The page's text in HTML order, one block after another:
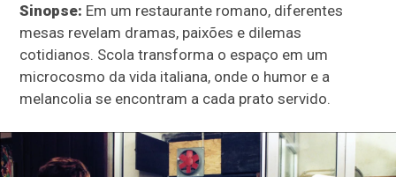
Sinopse: Em um restaurante romano, diferentes
mesas revelam dramas, paixões e dilemas
cotidianos. Scola transforma o espaço em um
microcosmo da vida italiana, onde o humor e a
melancolia se encontram a cada prato servido.